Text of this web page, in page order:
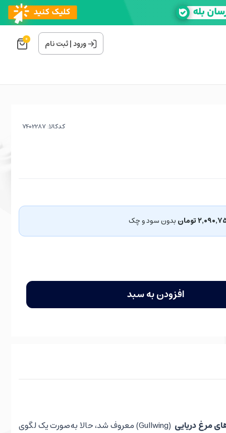
ورود|ثبت نام 0
کدکالا:
تومان بدون سود و چک
افزودن به سبد
مرغ دریایی
(Gullwing) معروف شد، حالا به‌صورت یک لگوی